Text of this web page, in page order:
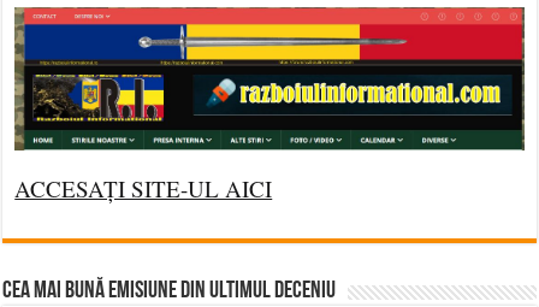
ACCESAȚI SITE-UL AICI
CEA MAI BUNĂ EMISIUNE DIN ULTIMUL DECENIU